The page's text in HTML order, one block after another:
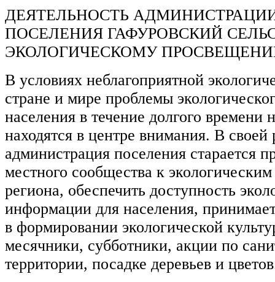
ДЕЯТЕЛЬНОСТЬ
ПОСЕЛЕНИЯ ГАФУРОВСКИЙ
ЭКОЛОГИЧЕСКОМУ
В условиях неблагоприятной
стране и мире проблемы
населения в течение долгого времени
находятся в центре внимания. В своей
администрация поселения старается
местного сообщества к
региона, обеспечить доступность
информации для населения,
в формировании экологической
месячники, субботники, акции по
территории, посадке деревьев и